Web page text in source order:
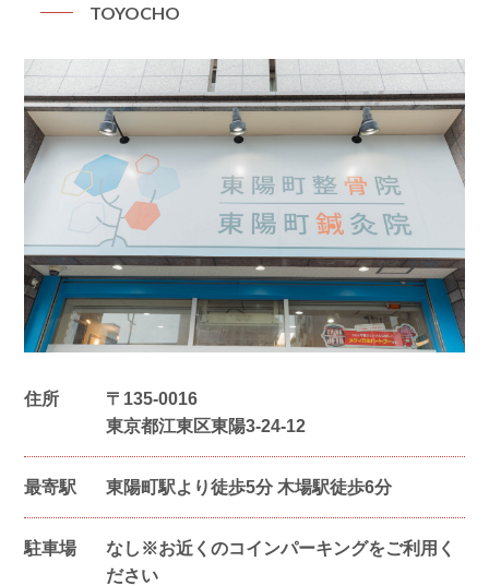
TOYOCHO
住所
〒135-0016
東京都江東区東陽3-24-12
最寄駅 東陽町駅より徒歩5分 木場駅徒歩6分
駐車場
なし※お近くのコインパーキングをご利用く
ださい